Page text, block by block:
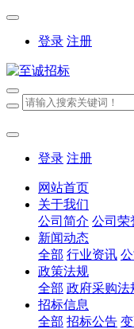
登录 注册
登录 注册
网站首页
关于我们
公司简介 公司荣
新闻动态
全部 行业资讯
政策法规
全部 政府采购法
招标信息
全部 招标公告